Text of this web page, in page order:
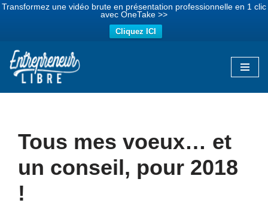
Transformez une vidéo brute en présentation professionnelle en 1 clic
avec OneTake >>
Cliquez ICI
Aller
Tous mes voeux… et
un conseil, pour 2018
!